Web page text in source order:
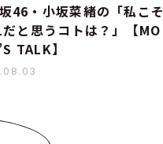
46・小坂菜緒の「私こそ
と思うコトは？」【MO
TALK】